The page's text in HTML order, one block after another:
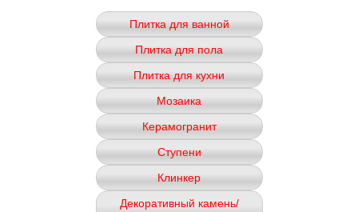
Плитка для ванной
Плитка для пола
Плитка для кухни
Мозаика
Керамогранит
Ступени
Клинкер
Декоративный камень/